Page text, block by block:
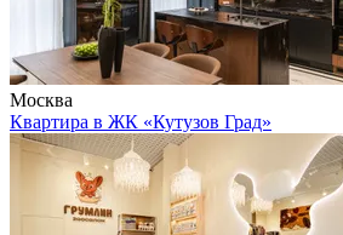
Москва
Квартира в ЖК «Кутузов Град»